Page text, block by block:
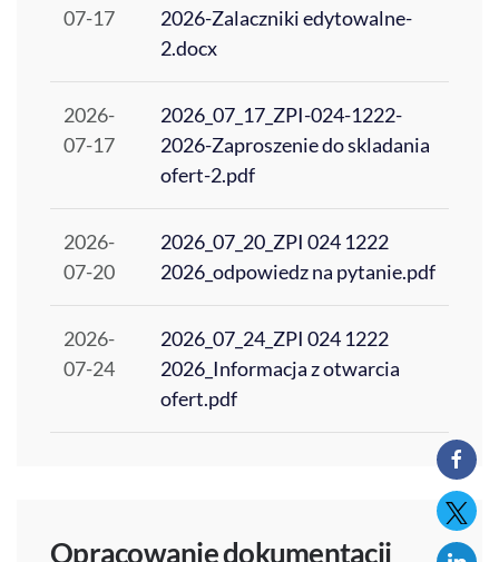
07-17
2026-Zalaczniki edytowalne-
2.docx
2026-
07-17
2026_07_17_ZPI-024-1222-
2026-Zaproszenie do skladania
ofert-2.pdf
2026-
07-20
2026_07_20_ZPI 024 1222
2026_odpowiedz na pytanie.pdf
2026-
07-24
2026_07_24_ZPI 024 1222
2026_Informacja z otwarcia
ofert.pdf
Opracowanie dokumentacji